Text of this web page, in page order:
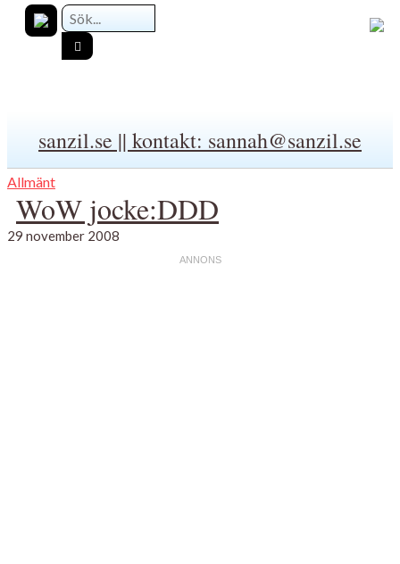
sanzil.se || kontakt: sannah@sanzil.se
Allmänt
WoW jocke:DDD
29 november 2008